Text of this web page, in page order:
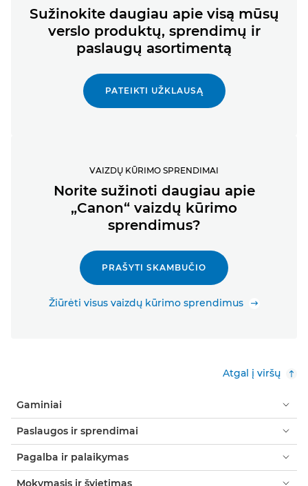
Sužinokite daugiau apie visą mūsų
verslo produktų, sprendimų ir
paslaugų asortimentą
PATEIKTI UŽKLAUSĄ
VAIZDŲ KŪRIMO SPRENDIMAI
Norite sužinoti daugiau apie
„Canon“ vaizdų kūrimo
sprendimus?
PRAŠYTI SKAMBUČIO
Žiūrėti visus vaizdų kūrimo sprendimus
Atgal į viršų
Gaminiai
Paslaugos ir sprendimai
Pagalba ir palaikymas
Mokymasis ir švietimas